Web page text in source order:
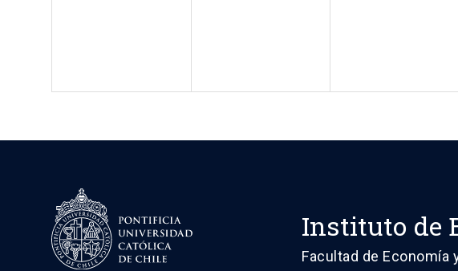
Instituto de
Facultad de Economía